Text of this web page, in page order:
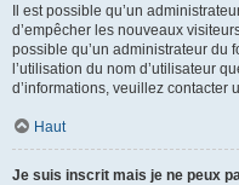
Il est possible qu’un
d’empêcher les nouveaux
possible qu’un administrateur du
l’utilisation du nom d’utilisateur
d’informations, veuillez contacter
Haut
Je suis inscrit mais je ne peux